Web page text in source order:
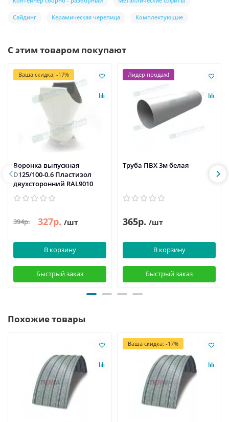
Сайдинг Керамическая черепица Комплектующие
С этим товаром покупают
Ваша скидка: -17%
Воронка выпускная
D125/100-0.6 Пластизол
двухсторонний RAL9010
394р. 327р. /шт
В корзину
Быстрый заказ
Лидер продаж!
Труба ПВХ 3м белая
365р. /шт
В корзину
Быстрый заказ
Похожие товары
Ваша скидка: -17%